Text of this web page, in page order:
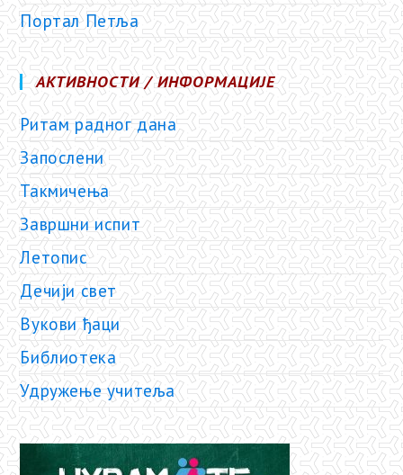
Портал Петља
АКТИВНОСТИ / ИНФОРМАЦИЈЕ
Ритам радног дана
Запослени
Такмичења
Завршни испит
Летопис
Дечији свет
Вукови ђаци
Библиотека
Удружење учитеља